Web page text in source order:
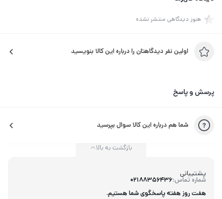
هنوز دیدگاهی منتشر نشده
اولین نفر دیدگاهتان را درباره این کالا بنویسید
پرسش و پاسخ
شما هم درباره این کالا سوال بپرسید
پشتیبانی
شماره تماس:02188356436
هفت روز هفته پاسخگوی شما هستیم.
بازگشت به بالا